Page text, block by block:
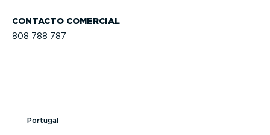
CONTACTO COMERCIAL
808 788 787
Portugal